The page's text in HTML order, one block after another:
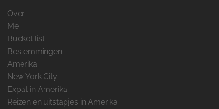
Over
Me
Bucket list
Bestemmingen
Amerika
New York City
Expat in Amerika
Reizen en uitstapjes in Amerika